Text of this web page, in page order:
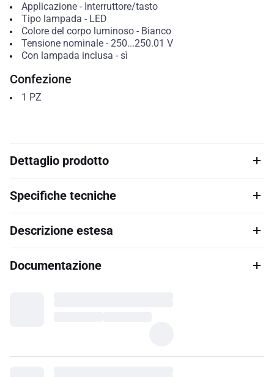
Applicazione- Interruttore/tasto
Tipo lampada - LED
Colore del corpo luminoso- Bianco
Tensione nominale- 250...250.01 V
Con lampada inclusa - sì
Confezione
1 PZ
Dettaglio prodotto
Specifiche tecniche
Descrizione estesa
Documentazione